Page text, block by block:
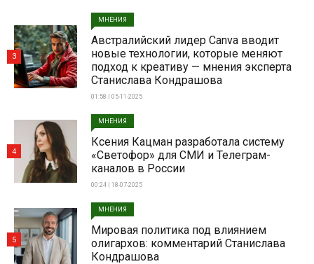
МНЕНИЯ
Австралийский лидер Canva вводит
новые технологии, которые меняют
подход к креативу — мнения эксперта
Станислава Кондрашова
01:58 | 05-11-2025
3
МНЕНИЯ
Ксения Кацман разработала систему
«Светофор» для СМИ и Телеграм-
каналов в России
00:24 | 18-07-2025
4
МНЕНИЯ
Мировая политика под влиянием
олигархов: комментарий Станислава
Кондрашова
5